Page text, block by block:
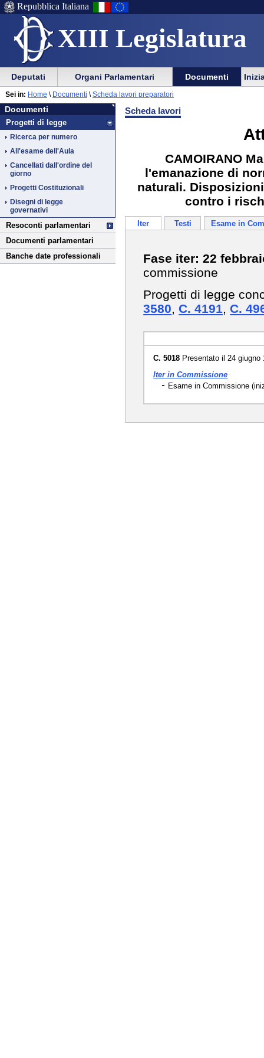
XIII Legislatura
Menu
di
ausilio
alla
navigazione
Vai
Menu
di
navigazione
principale
Repubblica Italiana
Menu
di
navigazione
principale
Vai
menu
di
sezione
Deputati Organi Parlamentari Documenti
Documenti
Vai
al
contenuto
Documenti
Progetti di legge
Ricerca per numero
All'esame dell'Aula
Cancellati dall'ordine del
giorno
Progetti Costituzionali
Disegni di legge
governativi
Resoconti parlamentari
Documenti parlamentari
Banche date professionali
Sei in: Home \ Documenti \ Scheda lavori preparatori
Scheda lavori
CAMOIRANO
l'emanazione di
naturali.
contro i
Iter Testi Esame in
Fase iter: 22
commissione
Progetti di legge
3580
C. 4191 C.
C. 5018 Presentato il 24 giugno
Iter in Commissione
Esame in Commissione